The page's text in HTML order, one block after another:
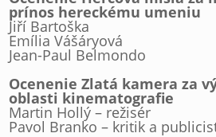
prínos hereckému umeniu
Jiří Bartoška
Emília Vášáryová
Jean-Paul Belmondo
Ocenenie Zlatá kamera za
oblasti kinematografie
Martin Hollý – režisér
Pavol Branko – kritik a